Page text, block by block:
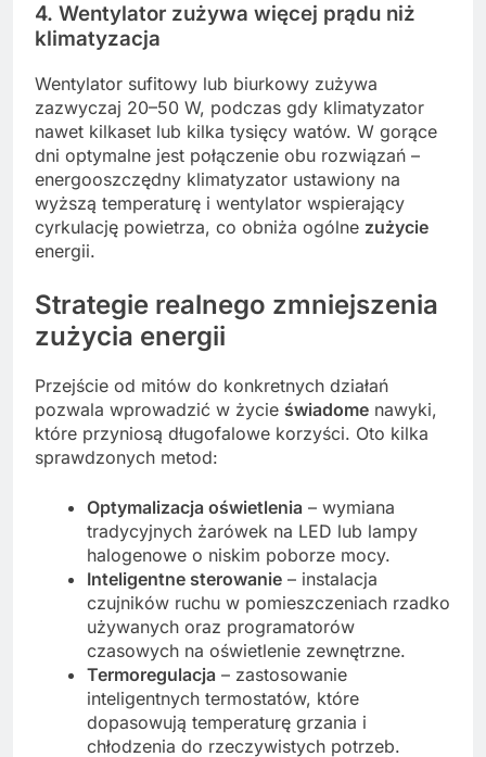
4. Wentylator zużywa więcej prądu niż
klimatyzacja
Wentylator sufitowy lub biurkowy zużywa
zazwyczaj 20–50 W, podczas gdy klimatyzator
nawet kilkaset lub kilka tysięcy watów. W gorące
dni optymalne jest połączenie obu rozwiązań –
energooszczędny klimatyzator ustawiony na
wyższą temperaturę i wentylator wspierający
cyrkulację powietrza, co obniża ogólne zużycie
energii.
Strategie realnego zmniejszenia
zużycia energii
Przejście od mitów do konkretnych działań
pozwala wprowadzić w życie świadome nawyki,
które przyniosą długofalowe korzyści. Oto kilka
sprawdzonych metod:
Optymalizacja oświetlenia – wymiana
tradycyjnych żarówek na LED lub lampy
halogenowe o niskim poborze mocy.
Inteligentne sterowanie – instalacja
czujników ruchu w pomieszczeniach rzadko
używanych oraz programatorów
czasowych na oświetlenie zewnętrzne.
Termoregulacja – zastosowanie
inteligentnych termostatów, które
dopasowują temperaturę grzania i
chłodzenia do rzeczywistych potrzeb.